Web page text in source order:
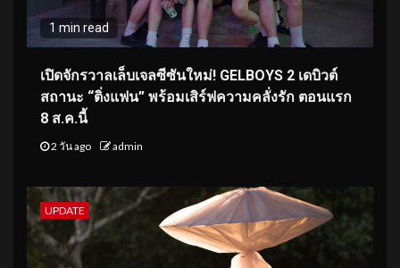
1 min read
เปิดจักรวาลเล็บเจลซีซันใหม่! GELBOYS 2 เดบิวต์
สถานะ “ติ่งแฟน” พร้อมเสิร์ฟความคลั่งรัก ตอนแรก
8 ส.ค.นี้
2 วัน ago admin
UPDATE